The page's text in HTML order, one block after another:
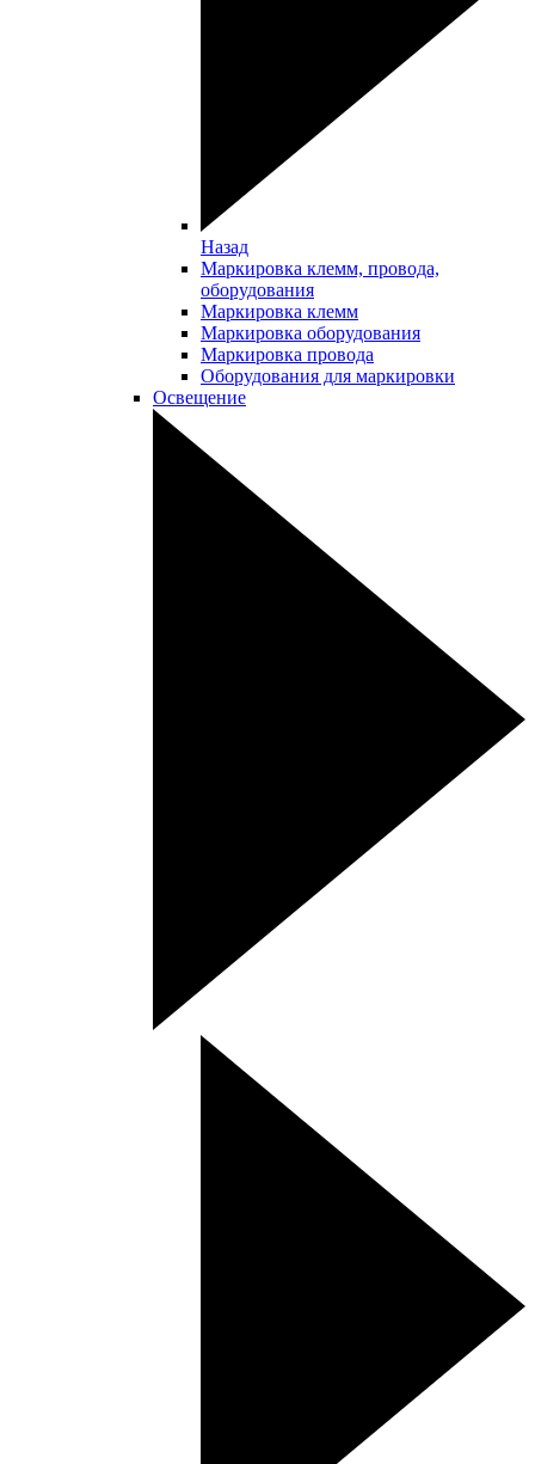
Назад
Маркировка клемм, провода,
оборудования
Маркировка клемм
Маркировка оборудования
Маркировка провода
Оборудования для маркировки
Освещение